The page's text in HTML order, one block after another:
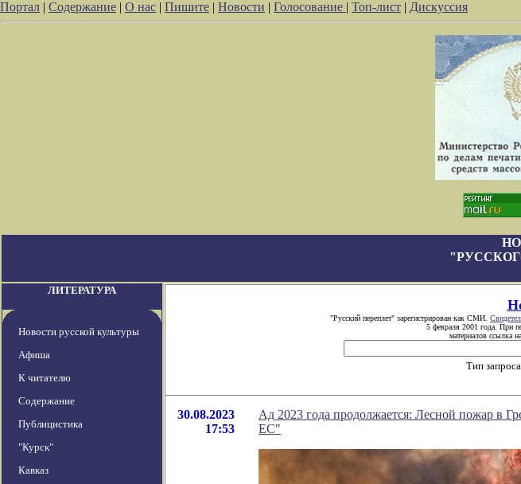
Портал | Содержание | О нас | Пишите | Новости | Голосование | Топ-лист | Дискуссия
ЛИТЕРАТУРА
Новости русской культуры
Афиша
К читателю
Содержание
Публицистика
"Курск"
Кавказ
"Русский переплет" зарегистрирован как СМИ.
5 февраля 2001 года. При
материалов ссылка
Тип
30.08.2023
17:53
Ад 2023 года продолжается: Лесной пожар в
ЕС"